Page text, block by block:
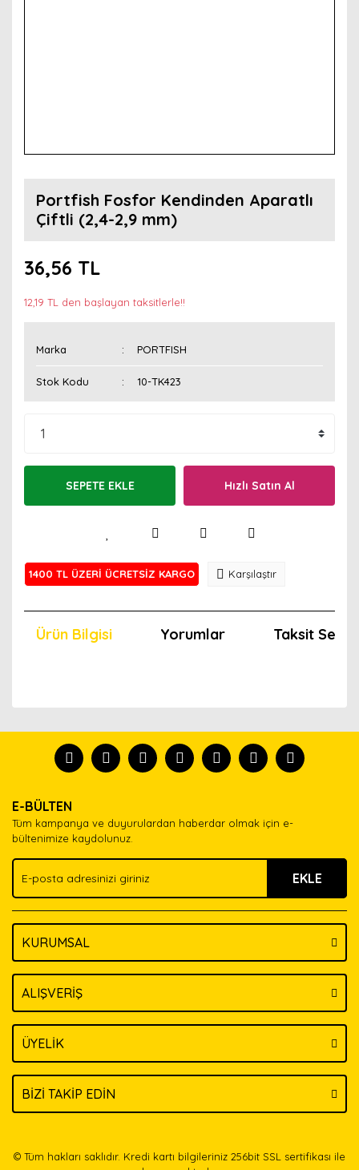
Portfish Fosfor Kendinden Aparatlı
Çiftli (2,4-2,9 mm)
36,56 TL
12,19 TL den başlayan taksitlerle!!
Marka PORTFISH
Stok Kodu 10-TK423
SEPETE EKLE Hızlı Satın Al
1400 TL ÜZERİ ÜCRETSİZ KARGO Karşılaştır
Ürün Bilgisi Yorumlar Taksit
tanısın.
formunu kullanarak tarafımıza iletebilirsiniz.
Görüş ve önerileriniz için teşekkür ederiz.
Ürün açıklamasında eksik bilgiler bulunuyor.
Ürün bilgilerinde hatalar bulunuyor.
Ürün fiyatı diğer sitelerden daha pahalı.
Bu ürüne benzer farklı alternatifler olmalı.
E-BÜLTEN
Tüm kampanya ve duyurulardan haberdar olmak için e-
bültenimize kaydolunuz.
EKLE
KURUMSAL
ALIŞVERİŞ
ÜYELİK
BİZİ TAKİP EDİN
© Tüm hakları saklıdır. Kredi kartı bilgileriniz 256bit SSL sertifikası ile